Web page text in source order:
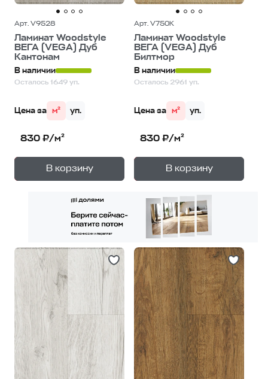
Арт. V9528
Ламинат Woodstyle
ВЕГА (VEGA) Дуб
Кантонам
В наличии
Осталось 1649 уп.
Цена за м² уп.
830 ₽/м²
В корзину
— 1уп.
Арт. V750K
Ламинат Woodstyle
ВЕГА (VEGA) Дуб
Билтмор
В наличии
Осталось 2961 уп.
Цена за м² уп.
830 ₽/м²
В корзину
— 1уп.